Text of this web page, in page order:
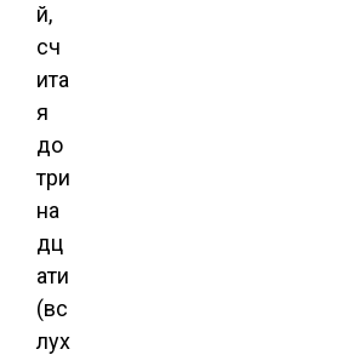
й,
сч
ита
я
до
три
на
дц
ати
(вс
лух